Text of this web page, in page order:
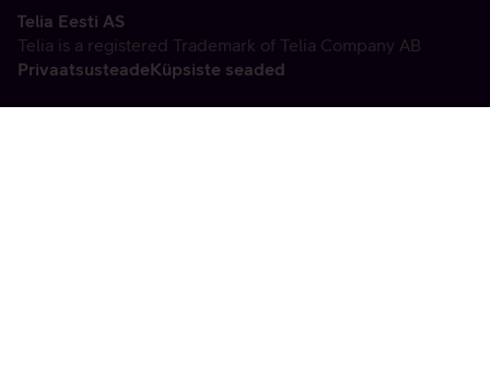
Telia Eesti AS
Telia is a registered Trademark of Telia Company AB
PrivaatsusteadeKüpsiste seaded